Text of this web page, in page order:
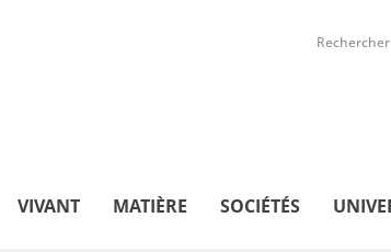
Rechercher
VIVANT MATIÈRE SOCIÉTÉS